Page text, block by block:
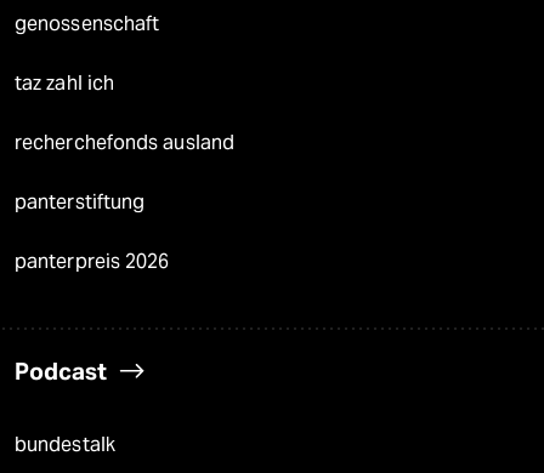
genossenschaft
taz zahl ich
recherchefonds ausland
panterstiftung
panterpreis 2026
Podcast
bundestalk